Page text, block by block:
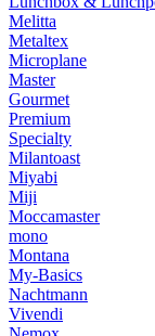
Melitta
Metaltex
Microplane
Master
Gourmet
Premium
Specialty
Milantoast
Miyabi
Miji
Moccamaster
mono
Montana
My-Basics
Nachtmann
Vivendi